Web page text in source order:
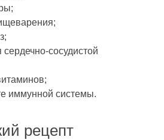
сосудистой
иммунной системы.
рецепт